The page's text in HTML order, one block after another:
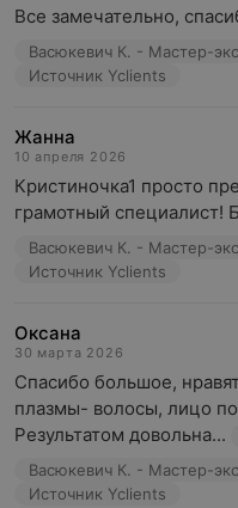
Все замечательно,
Васюкевич К. - Мастер-
Источник Yclients
Жанна
10 апреля 2026
Кристиночка1 просто
грамотный специалист!
Васюкевич К. - Мастер-
Источник Yclients
Оксана
30 марта 2026
Спасибо большое,
плазмы- волосы, лицо
Результатом довольна...
Васюкевич К. - Мастер-
Источник Yclients